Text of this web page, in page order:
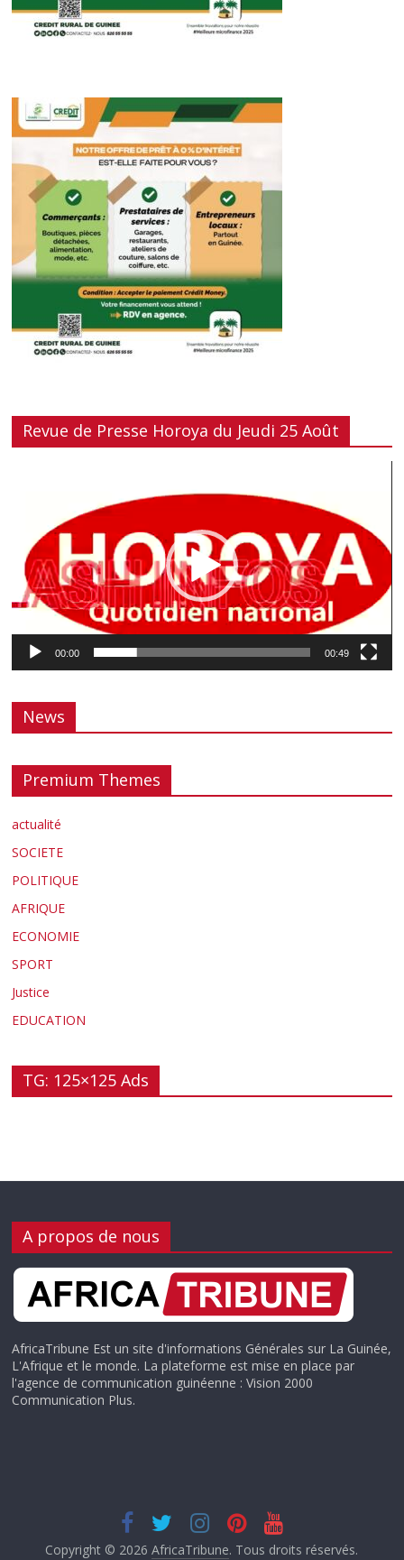
Revue de Presse Horoya du Jeudi 25 Août
00:00 00:49
News
Premium Themes
actualité
SOCIETE
POLITIQUE
AFRIQUE
ECONOMIE
SPORT
Justice
EDUCATION
TG: 125×125 Ads
A propos de nous
AfricaTribune Est un site d'informations Générales sur La Guinée,
L'Afrique et le monde. La plateforme est mise en place par
l'agence de communication guinéenne : Vision 2000
Communication Plus.
Copyright © 2026AfricaTribune. Tous droits réservés.